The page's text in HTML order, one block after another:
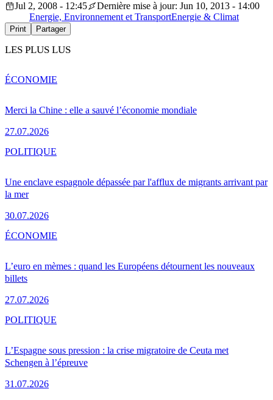
Jul 2, 2008 - 12:45
Dernière mise à jour: Jun 10, 2013 - 14:00
Energie, Environnement et TransportEnergie & Climat
Print Partager
LES PLUS LUS
Merci la Chine : elle a sauvé l’économie mondiale
27.07.2026
ÉCONOMIE
Une enclave espagnole dépassée par l'afflux de migrants arrivant par
la mer
30.07.2026
POLITIQUE
L’euro en mèmes : quand les Européens détournent les nouveaux
billets
27.07.2026
ÉCONOMIE
L’Espagne sous pression : la crise migratoire de Ceuta met
Schengen à l’épreuve
31.07.2026
POLITIQUE